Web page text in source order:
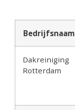
Bedrijfsnaam
Dakreiniging
Rotterdam